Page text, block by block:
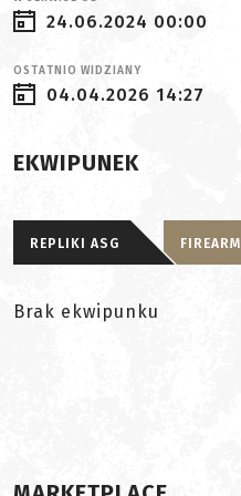
24.06.2024 00:00
OSTATNIO WIDZIANY
04.04.2026 14:27
EKWIPUNEK
REPLIKI ASG FIREARM
Brak ekwipunku